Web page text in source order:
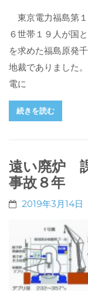
東京電力福島第
６世帯１９人が国
を求めた福島原発
地裁でありました
電に
続きを読む
遠い廃炉
事故８年
2019年3月14日